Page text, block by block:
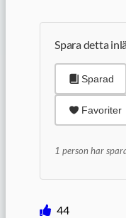
Spara detta
Sparad
Favoriter
1 person har
44